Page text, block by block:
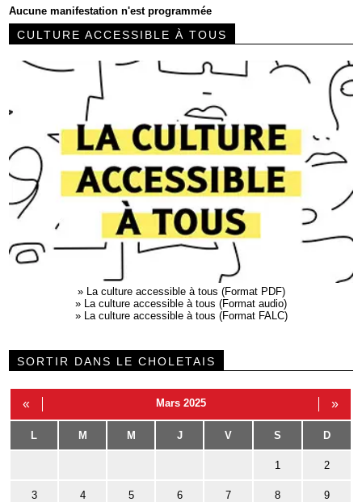
Aucune manifestation n'est programmée
CULTURE ACCESSIBLE À TOUS
»
La culture accessible à tous (Format PDF)
»
La culture accessible à tous (Format audio)
»
La culture accessible à tous (Format FALC)
SORTIR DANS LE CHOLETAIS
« Mars 2025 »
L M M J V S D
1 2
3 4 5 6 7 8 9